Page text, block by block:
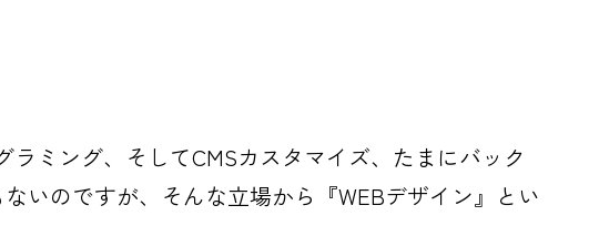
ミング、そしてCMSカスタマイズ、たまにバック
いのですが、そんな立場から『WEBデザイン』とい